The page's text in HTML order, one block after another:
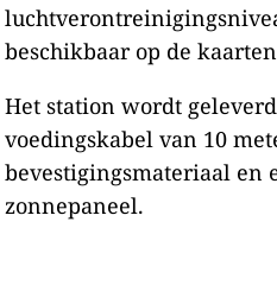
beschikbaar op de
Het station wordt
voedingskabel van 10
bevestigingsmateriaal en
zonnepaneel.